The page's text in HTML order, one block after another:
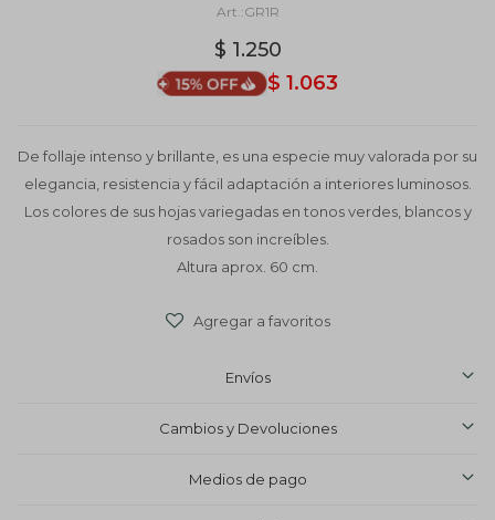
GR1R
$ 1.250
$ 1.063
De follaje intenso y brillante, es una especie muy valorada por su
elegancia, resistencia y fácil adaptación a interiores luminosos.
Los colores de sus hojas variegadas en tonos verdes, blancos y
rosados son increíbles.
Altura aprox. 60 cm.
Envíos
Cambios y Devoluciones
Medios de pago